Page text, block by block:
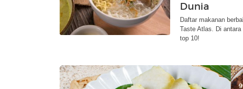
Dunia
Daftar makanan
Taste Atlas. Di
top 10!